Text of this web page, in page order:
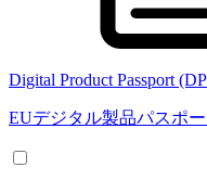
Digital Product Passport
EUデジタル製品パスポ